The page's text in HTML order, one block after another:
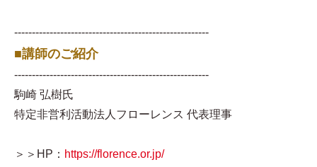
-------------------------------------------------------
■講師のご紹介
-------------------------------------------------------
駒崎 弘樹氏
特定非営利活動法人フローレンス 代表理事
＞＞HP： https://florence.or.jp/